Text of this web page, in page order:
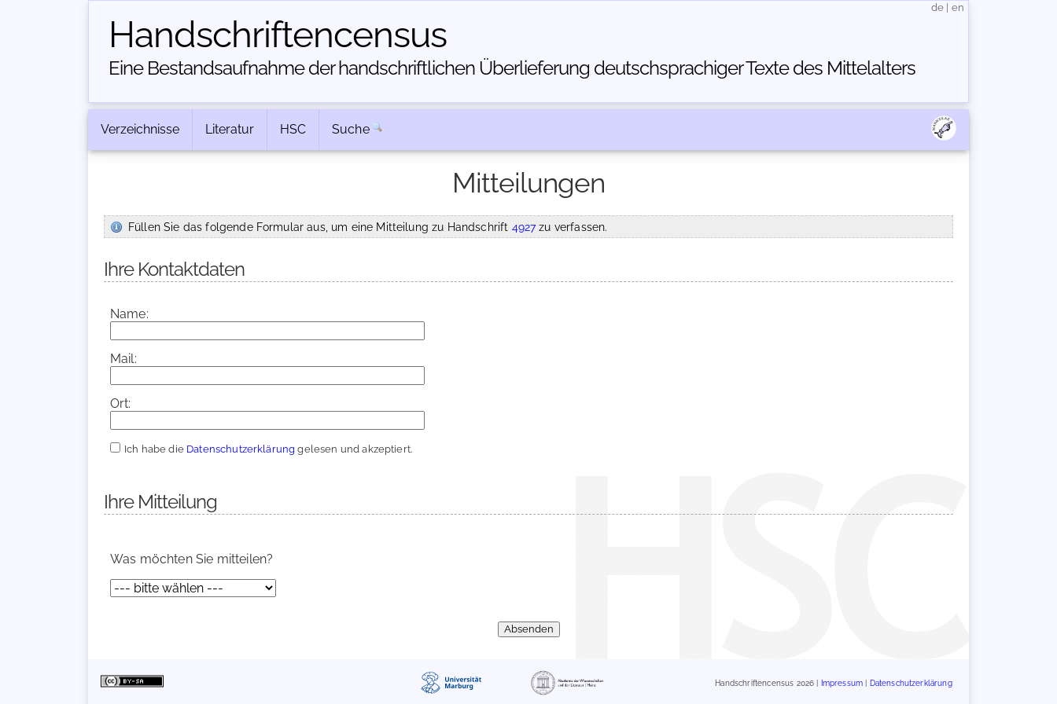
Handschriften­census
Eine Bestandsaufnahme der handschriftlichen Über­lieferung deutschsprachiger Texte des Mittelalters
de en
Verzeichnisse Literatur HSC Suche
Mitteilungen
Füllen Sie das folgende Formular aus, um eine Mitteilung zu Handschrift 4927zu verfassen.
Ihre Kontaktdaten
Name:
Mail:
Ort:
Ich habe die Datenschutzerklärung gelesen und akzeptiert.
Ihre Mitteilung
Was möchten Sie mitteilen?
Handschriftencensus 2026 | Impressum Datenschutzerklärung